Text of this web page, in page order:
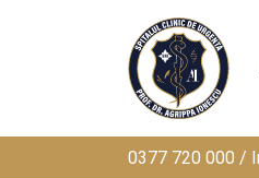
0377 720 000 /